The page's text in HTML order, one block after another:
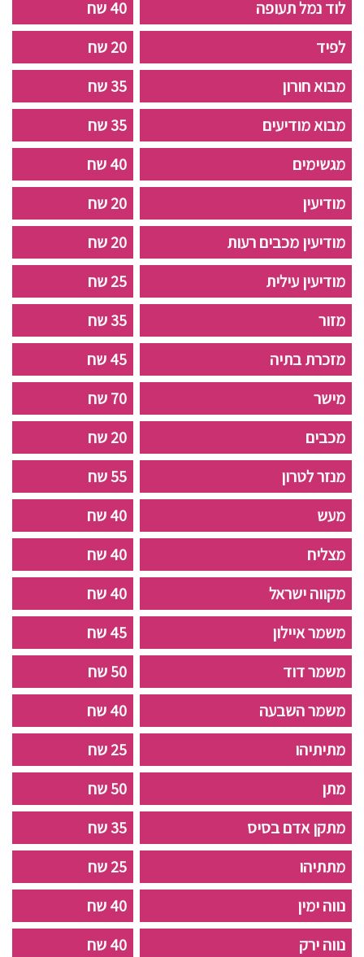
לוד נמל תעופה
40 שח
לפיד
20 שח
מבוא חורון
35 שח
מבוא מודיעים
35 שח
מגשימים
40 שח
מודיעין
20 שח
מודיעין מכבים רעות
20 שח
מודיעין עילית
25 שח
מזור
35 שח
מזכרת בתיה
45 שח
מישר
70 שח
מכבים
20 שח
מנזר לטרון
55 שח
מעש
40 שח
מצליח
40 שח
מקווה ישראל
40 שח
משמר איילון
45 שח
משמר דוד
50 שח
משמר השבעה
40 שח
מתיתיהו
25 שח
מתן
50 שח
מתקן אדם בסיס
35 שח
מתתיהו
25 שח
נווה ימין
40 שח
נווה ירק
40 שח